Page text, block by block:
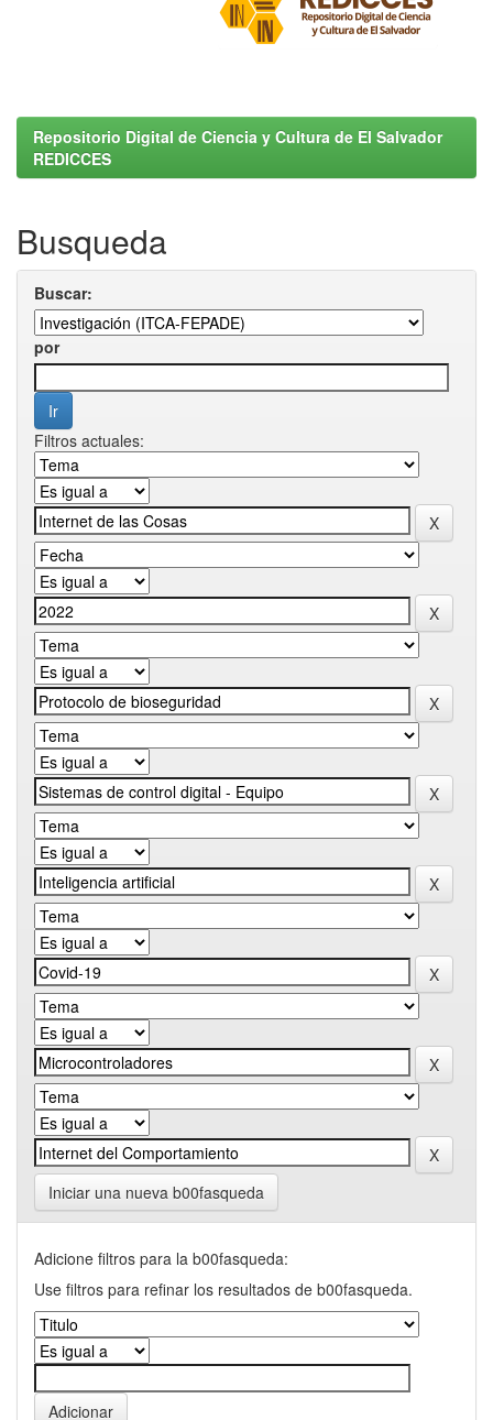
Repositorio Digital de Ciencia y Cultura de El Salvador
REDICCES
Busqueda
Buscar:
por
Filtros actuales:
Iniciar una nueva b00fasqueda
Adicione filtros para la b00fasqueda:
Use filtros para refinar los resultados de b00fasqueda.